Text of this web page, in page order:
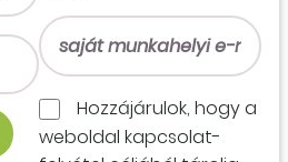
Hozzájárulok, hogy a
weboldal kapcso­lat­